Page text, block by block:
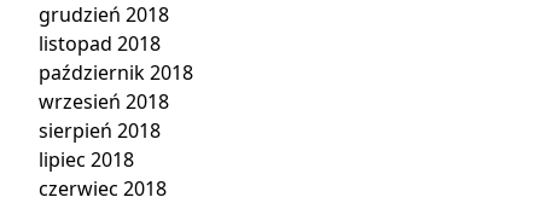
grudzień 2018
listopad 2018
październik 2018
wrzesień 2018
sierpień 2018
lipiec 2018
czerwiec 2018